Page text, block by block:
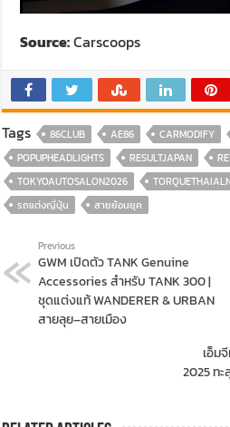
Source:Carscoops
Tags 86CLUB AE86 CARMODIFY
POPUPHEADLIGHTS
RESULTJAPAN
TOKYOAUTOSALON2026
รถแต่งญี่ปุ่น
สายย้อนยุค
Previous
GWM เปิดตัว TANK Genuine
Accessories สำหรับ TANK 300 |
ชุดแต่งแท้ WANDERER & URBAN
สายลุย–สายเมือง
เอ็ม
2025 ทะ